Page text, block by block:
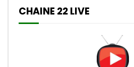
CHAINE 22 LIVE